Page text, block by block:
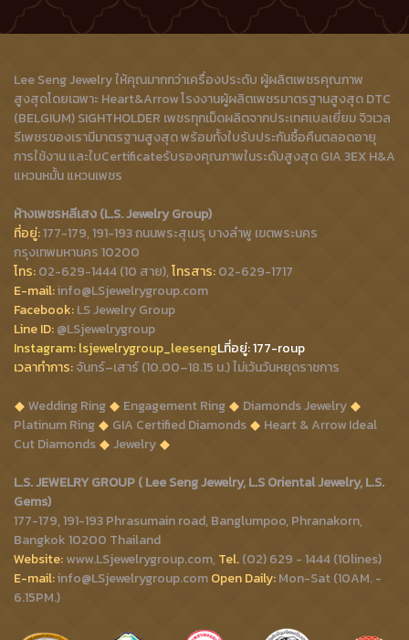
Lee Seng Jewelry ให้คุณมากกว่าเครื่องประดับ ผู้ผลิตเพชรคุณภาพ
สูงสุดโดยเฉพาะ Heart&Arrow โรงงานผู้ผลิตเพชรมาตรฐานสูงสุด DTC
(BELGIUM) SIGHTHOLDER เพชรทุกเม็ดผลิตจากประเทศเบลเยี่ยม จิวเวล
รีเพชรของเรามีมาตรฐานสูงสุด พร้อมทั้งใบรับประกันซื้อคืนตลอดอายุ
การใช้งาน และใบCertificateรับรองคุณภาพในระดับสูงสุด GIA 3EX H&A
แหวนหมั้น แหวนเพชร
ห้างเพชรหลีเสง (L.S. Jewelry Group)
ที่อยู่:177-179, 191-193 ถนนพระสุเมรุ บางลำพู เขตพระนคร
กรุงเทพมหานคร 10200
โทร:02-629-1444 (10 สาย),โทรสาร:02-629-1717
E-mail:info@LSjewelrygroup.com
Facebook:LS Jewelry Group
Line ID:@LSjewelrygroup
Instagram:lsjewelrygroup_leesengLที่อยู่: 177-roup
เวลาทำการ:จันทร์–เสาร์ (10.00–18.15 น.) ไม่เว้นวันหยุดราชการ
Wedding Ring
Engagement Ring
Diamonds Jewelry
Platinum Ring
GIA Certified Diamonds
Heart & Arrow Ideal
Cut Diamonds
Jewelry
L.S. JEWELRY GROUP ( Lee Seng Jewelry, L.S Oriental Jewelry, L.S.
Gems)
177-179, 191-193 Phrasumain road, Banglumpoo, Phranakorn,
Bangkok 10200 Thailand
Website:www.LSjewelrygroup.com, Tel.(02) 629 - 1444 (10lines)
E-mail:info@LSjewelrygroup.comOpen Daily:Mon-Sat (10AM. -
6.15PM.)